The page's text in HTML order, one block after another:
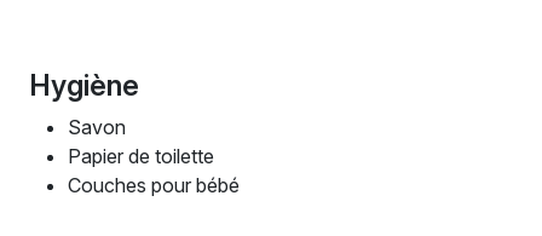
Hygiène
Savon
Papier de toilette
Couches pour bébé